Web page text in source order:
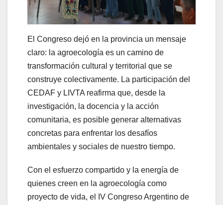
El Congreso dejó en la provincia un mensaje
claro: la agroecología es un camino de
transformación cultural y territorial que se
construye colectivamente. La participación del
CEDAF y LIVTA reafirma que, desde la
investigación, la docencia y la acción
comunitaria, es posible generar alternativas
concretas para enfrentar los desafíos
ambientales y sociales de nuestro tiempo.
Con el esfuerzo compartido y la energía de
quienes creen en la agroecología como
proyecto de vida, el IV Congreso Argentino de